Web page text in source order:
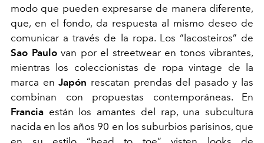
modo que pueden expresarse de manera diferente,
que, en el fondo, da respuesta al mismo deseo de
comunicar a través de la ropa. Los “lacosteiros” de
Sao Paulovan por el streetwear en tonos vibrantes,
mientras los coleccionistas de ropa vintage de la
marca enJapón rescatan prendas del pasado y las
combinan con propuestas contemporáneas. En
Francia están los amantes del rap, una subcultura
nacida en los años 90 en los suburbios parisinos, que